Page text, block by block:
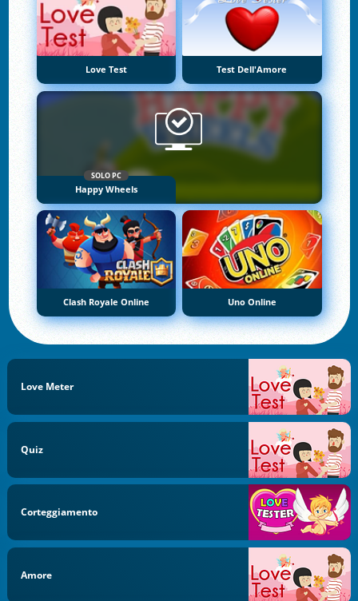
Love Test Test Dell'Amore
SOLO PC
Happy Wheels
Clash Royale Online Uno Online
Love Meter
Quiz
Corteggiamento
Amore